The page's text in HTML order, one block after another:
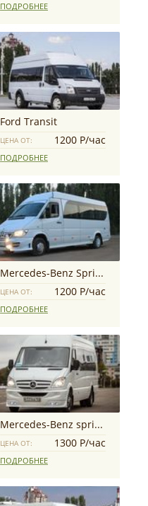
ПОДРОБНЕЕ
Ford Transit
ЦЕНА ОТ: 1200 Р/час
ПОДРОБНЕЕ
Mercedes-Benz Sprinter Classic
ЦЕНА ОТ: 1200 Р/час
ПОДРОБНЕЕ
Mercedes-Benz sprinter
ЦЕНА ОТ: 1300 Р/час
ПОДРОБНЕЕ